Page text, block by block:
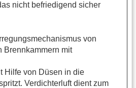
nicht befriedigend sicher
von
Brennkammern mit
Hilfe von Düsen in die
Verdichterluft dient zum